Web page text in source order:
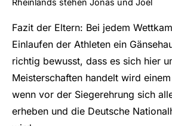
Fazit der Eltern: Bei jedem
Einlaufen der Athleten ein
richtig bewusst, dass es sich hier
Meisterschaften handelt wird
wenn vor der Siegerehrung sich
erheben und die Deutsche